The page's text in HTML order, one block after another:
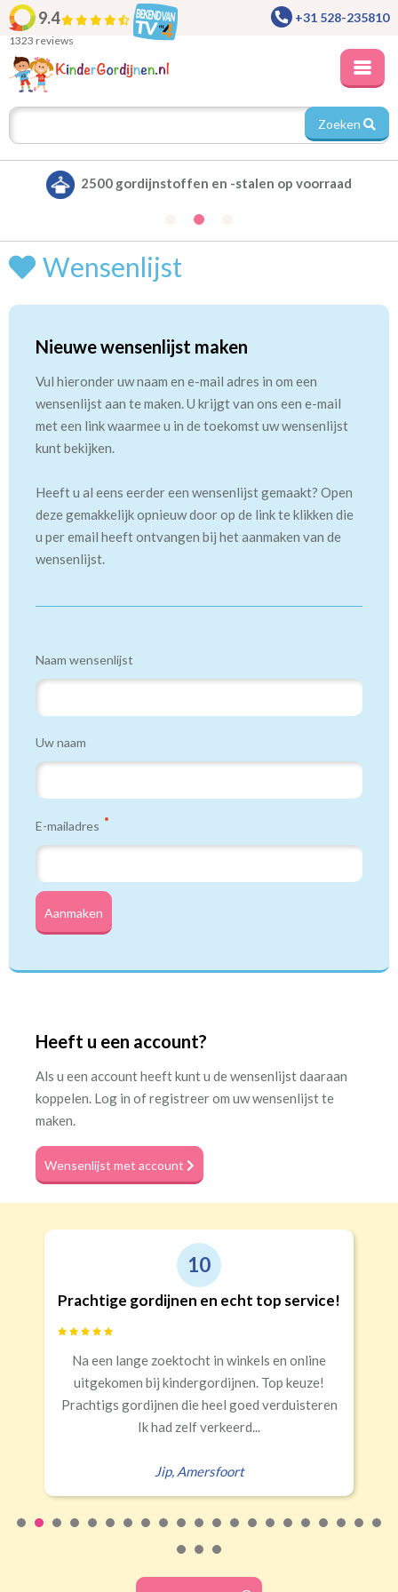
9.4
1323 reviews
+31 528-235810
Zoeken
2500 gordijnstoffen en -stalen op voorraad
Wensenlijst
Nieuwe wensenlijst maken
Vul hieronder uw naam en e-mail adres in om een
wensenlijst aan te maken. U krijgt van ons een e-mail
met een link waarmee u in de toekomst uw wensenlijst
kunt bekijken.
Heeft u al eens eerder een wensenlijst gemaakt? Open
deze gemakkelijk opnieuw door op de link te klikken die
u per email heeft ontvangen bij het aanmaken van de
wensenlijst.
Naam wensenlijst
Uw naam
E-mailadres
Aanmaken
Heeft u een account?
Als u een account heeft kunt u de wensenlijst daaraan
koppelen. Log in of registreer om uw wensenlijst te
maken.
Wensenlijst met account
10
Prachtige gordijnen en echt top service!
Na een lange zoektocht in winkels en online
uitgekomen bij kindergordijnen. Top keuze!
Prachtigs gordijnen die heel goed verduisteren
Ik had zelf verkeerd...
Jip, Amersfoort